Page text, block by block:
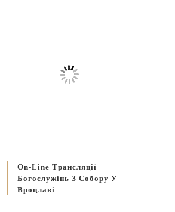
On-Line Трансляції
Богослужінь З Собору У
Вроцлаві